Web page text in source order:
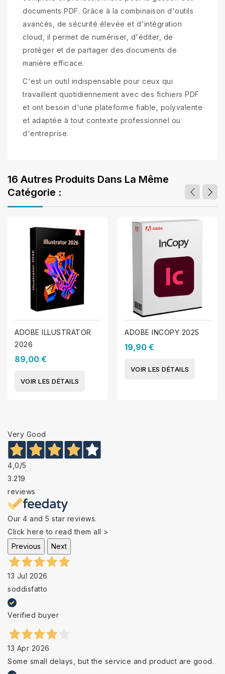
documents PDF. Grâce à la combinaison d'outils
avancés, de sécurité élevée et d'intégration
cloud, il permet de numériser, d'éditer, de
protéger et de partager des documents de
manière efficace.
C'est un outil indispensable pour ceux qui
travaillent quotidiennement avec des fichiers PDF
et ont besoin d'une plateforme fiable, polyvalente
et adaptée à tout contexte professionnel ou
d'entreprise.
16 Autres Produits Dans La Même
Catégorie :
ADOBE ILLUSTRATOR
2026
89,00 €
VOIR LES DÉTAILS
ADOBE INCOPY 2025
19,90 €
VOIR LES DÉTAILS
Very Good
4,0/5
3.219
reviews
Our 4 and 5 star reviews.
Click here to read them all >
Previous
Next
13 Jul 2026
soddisfatto
Verified buyer
13 Apr 2026
Some small delays, but the service and product are good.